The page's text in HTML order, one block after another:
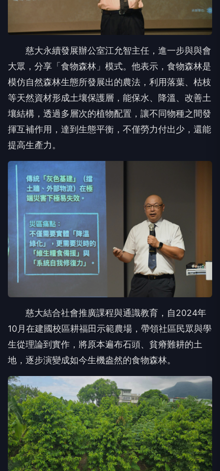
慈大永續發展辦公室江允智主任，進一步與與會
大眾，分享「食物森林」模式。他表示，食物森林是
模仿自然森林生態所發展出的農法，利用落葉、枯枝
等天然資材形成土壤保護層，能保水、降溫、改善土
壤結構，透過多層次的植物配置，讓不同物種之間發
揮互補作用，達到生態平衡，不僅勞力付出少，還能
提高生產力。
慈大結合社會推廣課程與通識教育，自2024年
10月在建國校區耕福田示範農場，帶領社區民眾與學
生從理論到實作，將原本遍布石頭、貧瘠難耕的土
地，逐步演變成如今生機盎然的食物森林。